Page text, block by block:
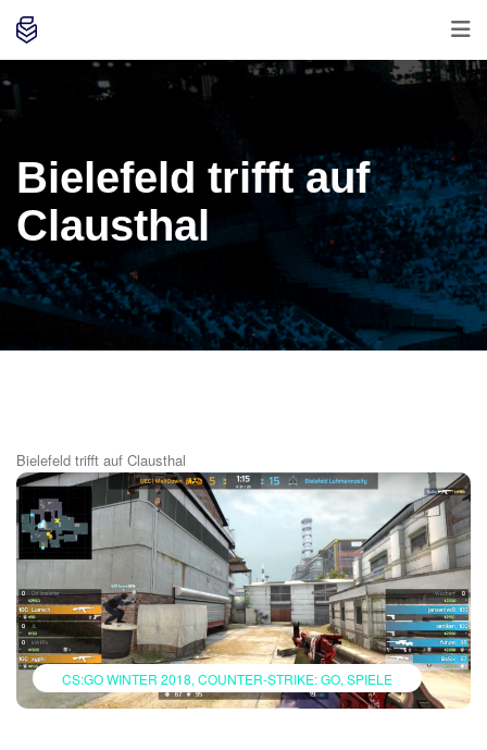
Bielefeld trifft auf
Clausthal
Bielefeld trifft auf Clausthal
CS:GO WINTER 2018 COUNTER-STRIKE: GO SPIELE